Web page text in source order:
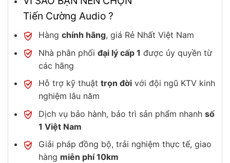
Tiến Cường Audio ?
Hàng chính hãng, giá Rẻ Nhất Việt Nam
Nhà phân phối đại lý cấp 1 được ủy quyền từ
các hãng
Hỗ trợ kỹ thuật trọn đờivới đội ngũ KTV kinh
nghiệm lâu năm
Dịch vụ bảo hành, bảo trì sản phẩm nhanh số
1 Việt Nam
Giải pháp đồng bộ, trải nghiệm thực tế, giao
hàng miễn phí 10km